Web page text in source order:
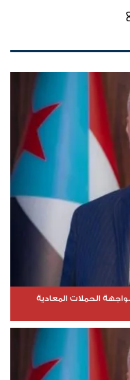
الحملات المعادية